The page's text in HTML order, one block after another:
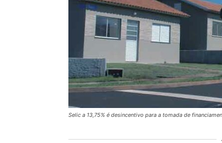
Selic a 13,75% é desincentivo para a tomada de